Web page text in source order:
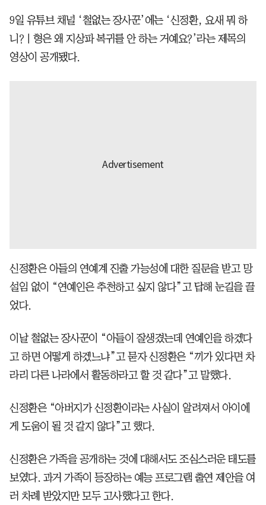
9일 유튜브 채널 ‘철없는 장사꾼’에는 ‘신정환, 요새 뭐 하
니? | 형은 왜 지상파 복귀를 안 하는 거예요?’라는 제목의
영상이 공개됐다.
신정환은 아들의 연예계 진출 가능성에 대한 질문을 받고 망
설임 없이 “연예인은 추천하고 싶지 않다”고 답해 눈길을 끌
었다.
이날 철없는 장사꾼이 “아들이 잘생겼는데 연예인을 하겠다
고 하면 어떻게 하겠느냐”고 묻자 신정환은 “끼가 있다면 차
라리 다른 나라에서 활동하라고 할 것 같다”고 말했다.
신정환은 “아버지가 신정환이라는 사실이 알려져서 아이에
게 도움이 될 것 같지 않다”고 했다.
신정환은 가족을 공개하는 것에 대해서도 조심스러운 태도를
보였다. 과거 가족이 등장하는 예능 프로그램 출연 제안을 여
러 차례 받았지만 모두 고사했다고 한다.